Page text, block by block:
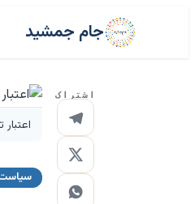
جام جمشید
اشتراک